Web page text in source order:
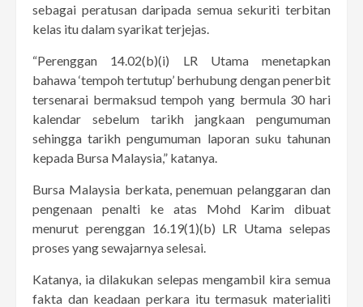
sebagai peratusan daripada semua sekuriti terbitan
kelas itu dalam syarikat terjejas.
“Perenggan 14.02(b)(i) LR Utama menetapkan
bahawa ‘tempoh tertutup’ berhubung dengan penerbit
tersenarai bermaksud tempoh yang bermula 30 hari
kalendar sebelum tarikh jangkaan pengumuman
sehingga tarikh pengumuman laporan suku tahunan
kepada Bursa Malaysia,” katanya.
Bursa Malaysia berkata, penemuan pelanggaran dan
pengenaan penalti ke atas Mohd Karim dibuat
menurut perenggan 16.19(1)(b) LR Utama selepas
proses yang sewajarnya selesai.
Katanya, ia dilakukan selepas mengambil kira semua
fakta dan keadaan perkara itu termasuk materialiti